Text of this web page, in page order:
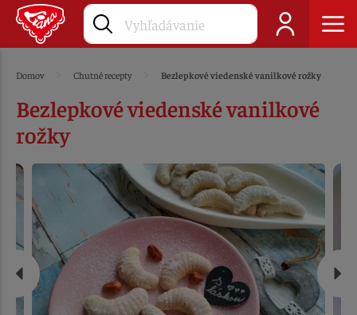
Domov Chutné recepty Bezlepkové viedenské vanilkové rožky
Bezlepkové viedenské vanilkové
rožky